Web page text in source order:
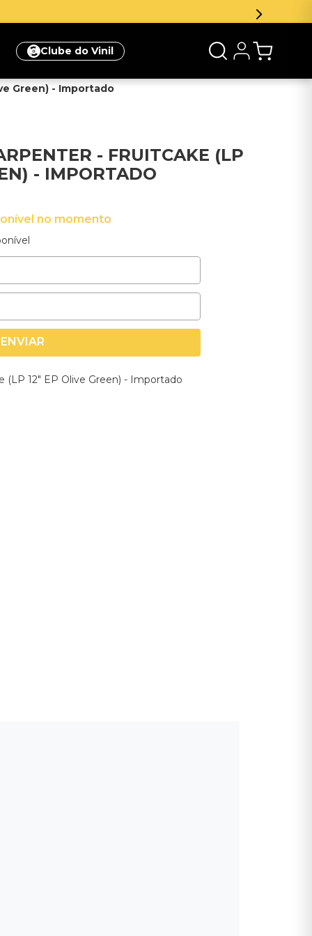
Inscreva-se na
Clube do Vinil
Green) - Importado
- FRUITCAKE (LP
- IMPORTADO
no momento
ENVIAR
(LP 12" EP Olive Green) - Importado